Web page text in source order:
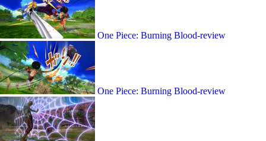
One Piece: Burning Blood-review
One Piece: Burning Blood-review